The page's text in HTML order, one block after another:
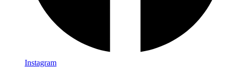
Instagram